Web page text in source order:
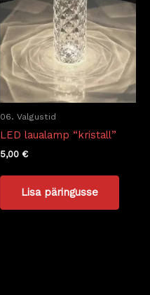
06. Valgustid
LED laualamp “kristall”
5,00 €
Lisa päringusse